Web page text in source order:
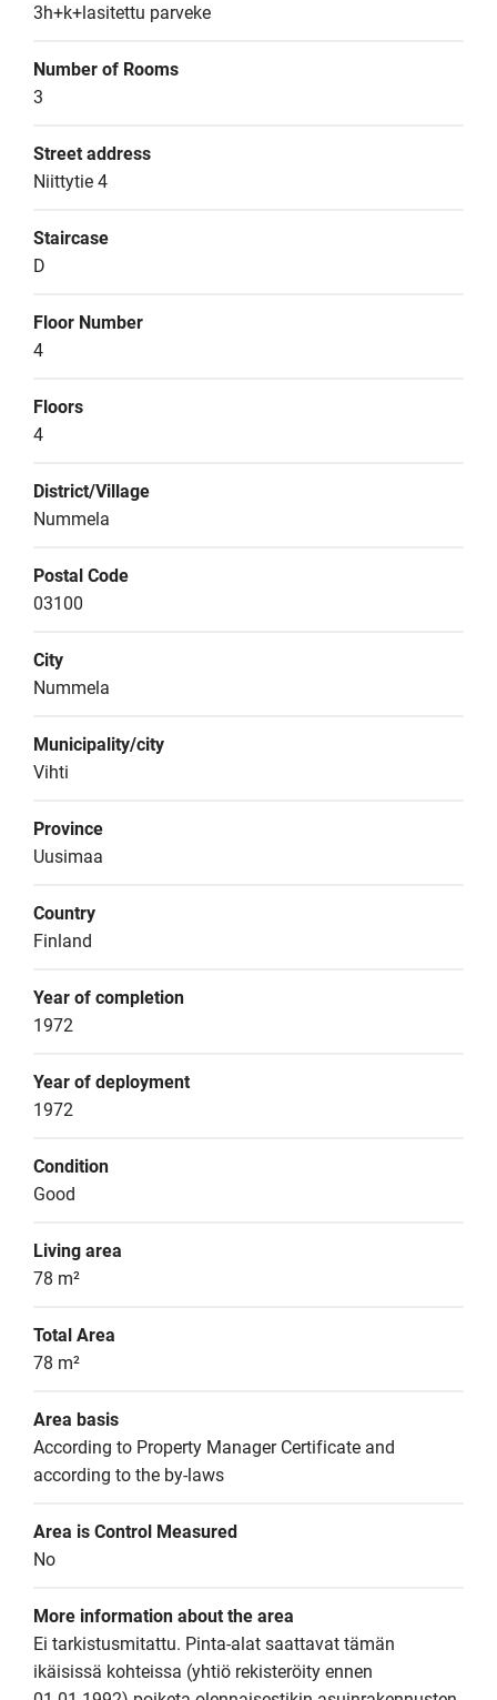
3h+k+lasitettu parveke
Number of Rooms
3
Street address
Niittytie 4
Staircase
D
Floor Number
4
Floors
4
District/Village
Nummela
Postal Code
03100
City
Nummela
Municipality/city
Vihti
Province
Uusimaa
Country
Finland
Year of completion
1972
Year of deployment
1972
Condition
Good
Living area
78 m²
Total Area
78 m²
Area basis
According to Property Manager Certificate and
according to the by-laws
Area is Control Measured
No
More information about the area
Ei tarkistusmitattu. Pinta-alat saattavat tämän
ikäisissä kohteissa (yhtiö rekisteröity ennen